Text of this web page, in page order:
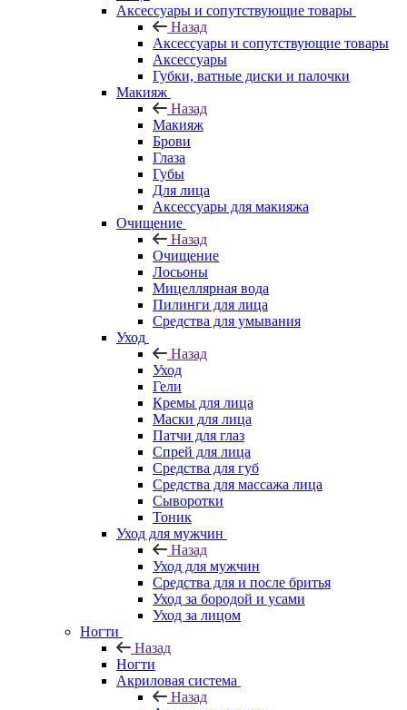
Аксессуары и сопутствующие товары
Назад
Аксессуары и сопутствующие товары
Аксессуары
Губки, ватные диски и палочки
Макияж
Назад
Макияж
Брови
Глаза
Губы
Для лица
Аксессуары для макияжа
Очищение
Назад
Очищение
Лосьоны
Мицеллярная вода
Пилинги для лица
Средства для умывания
Уход
Назад
Уход
Гели
Кремы для лица
Маски для лица
Патчи для глаз
Спрей для лица
Средства для губ
Средства для массажа лица
Сыворотки
Тоник
Уход для мужчин
Назад
Уход для мужчин
Средства для и после бритья
Уход за бородой и усами
Уход за лицом
Ногти
Назад
Ногти
Акриловая система
Назад